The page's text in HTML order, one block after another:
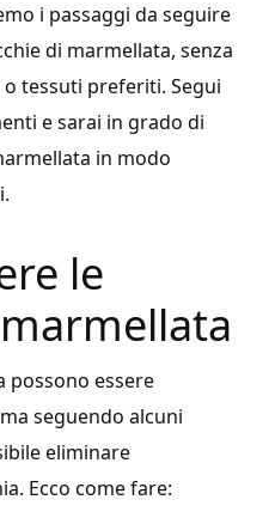
i passaggi da seguire
di marmellata, senza
tessuti preferiti. Segui
e sarai in grado di
in modo
le
possono essere
seguendo alcuni
eliminare
Ecco come fare: